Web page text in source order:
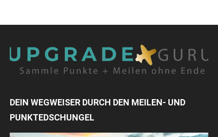
DEIN WEGWEISER DURCH DEN MEILEN- UND
PUNKTEDSCHUNGEL